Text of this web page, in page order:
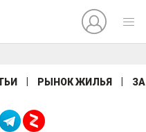
РЫНОК ЖИЛЬЯ